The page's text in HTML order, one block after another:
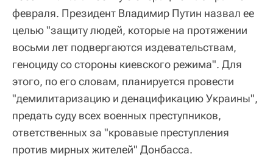
февраля. Президент Владимир Путин назвал ее
целью "защиту людей, которые на протяжении
восьми лет подвергаются издевательствам,
геноциду со стороны киевского режима". Для
этого, по его словам, планируется провести
"демилитаризацию и денацификацию Украины",
предать суду всех военных преступников,
ответственных за "кровавые преступления
против мирных жителей" Донбасса.